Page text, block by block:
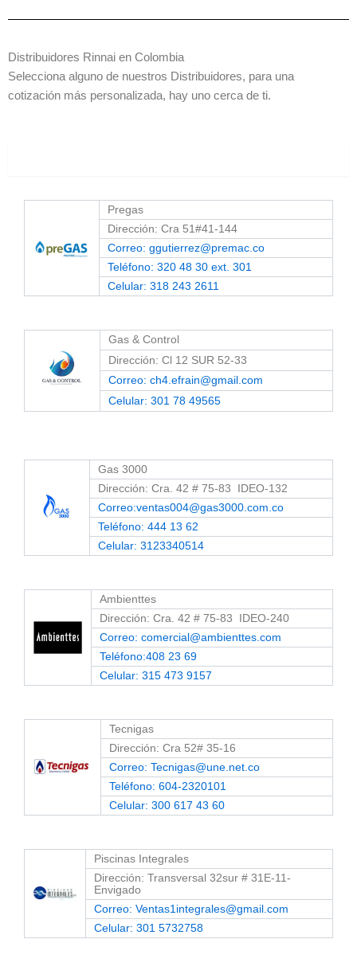
o
o
k
r
a
Distribuidores Rinnai en Colombia
Selecciona alguno de nuestros Distribuidores, para una
cotización más personalizada, hay uno cerca de ti.
Pregas
Dirección: Cra 51#41-144
Correo: ggutierrez@premac.co
Teléfono: 320 48 30 ext. 301
Celular: 318 243 2611
Gas & Control
Dirección: Cl 12 SUR 52-33
Correo: ch4.efrain@gmail.com
Celular: 301 78 49565
Gas 3000
Dirección: Cra. 42 # 75-83 IDEO-132
Correo:ventas004@gas3000.com.co
Teléfono: 444 13 62
Celular: 3123340514
Ambienttes
Dirección: Cra. 42 # 75-83 IDEO-240
Correo: comercial@ambienttes.com
Teléfono:408 23 69
Celular: 315 473 9157
Tecnigas
Dirección: Cra 52# 35-16
Correo: Tecnigas@une.net.co
Teléfono: 604-2320101
Celular: 300 617 43 60
Piscinas Integrales
Dirección: Transversal 32sur # 31E-11-
Envigado
Correo: Ventas1integrales@gmail.com
Celular: 301 5732758